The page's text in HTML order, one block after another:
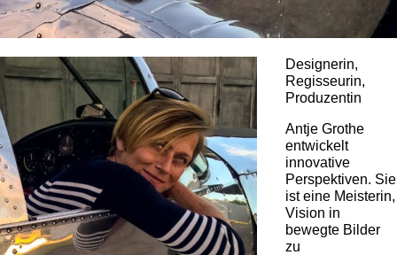
Designerin,
Regisseurin,
Produzentin
Antje Grothe
entwickelt
innovative
Perspektiven. Sie
ist eine Meisterin,
Vision in
bewegte Bilder
zu